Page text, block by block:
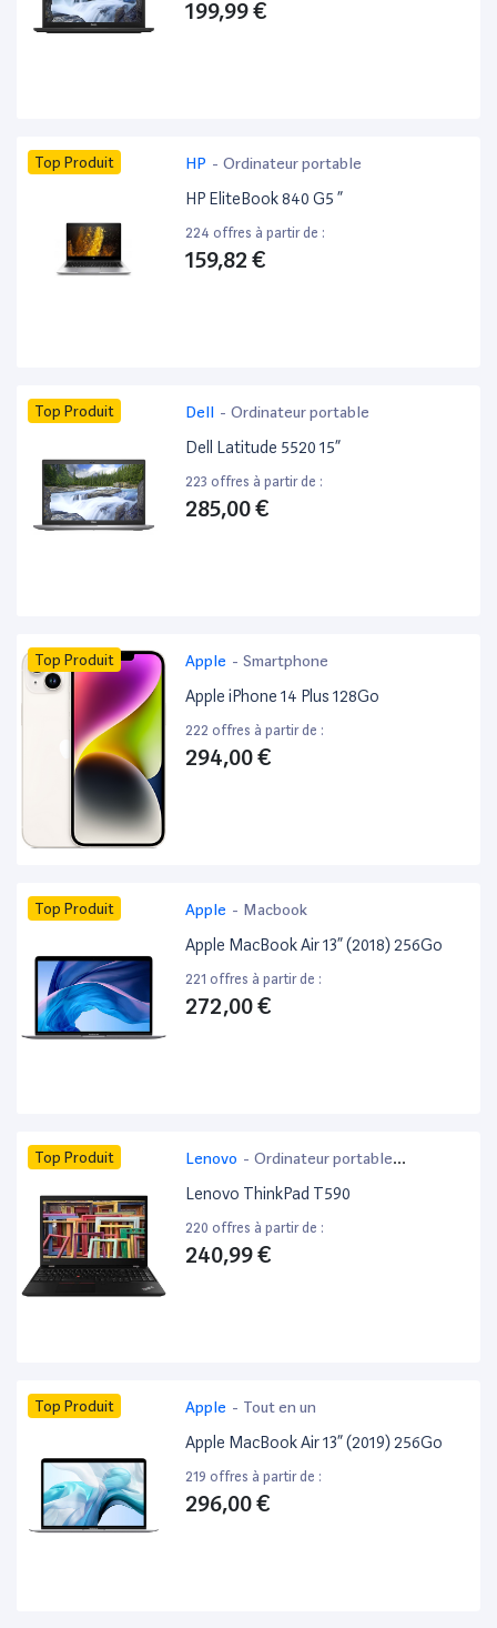
199,99 €
Top Produit HP - Ordinateur portable
HP EliteBook 840 G5 ”
224 offres à partir de :
159,82 €
Top Produit Dell - Ordinateur portable
Dell Latitude 5520 15”
223 offres à partir de :
285,00 €
Top Produit Apple - Smartphone
Apple iPhone 14 Plus 128Go
222 offres à partir de :
294,00 €
Top Produit Apple - Macbook
Apple MacBook Air 13” (2018) 256Go
221 offres à partir de :
272,00 €
Top Produit Lenovo - Ordinateur portable
bureautique
Lenovo ThinkPad T590
220 offres à partir de :
240,99 €
Top Produit Apple - Tout en un
Apple MacBook Air 13” (2019) 256Go
219 offres à partir de :
296,00 €